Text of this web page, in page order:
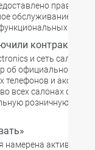
право
обслуживание
контракт
и сеть салонов
об официальном
и
всех салонах связи
розничную сеть
активно